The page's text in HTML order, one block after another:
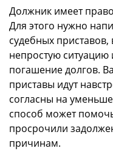
Должник имеет
Для этого нужно
судебных
непростую ситуацию
погашение долгов.
приставы идут
согласны на
способ может
просрочили
причинам.